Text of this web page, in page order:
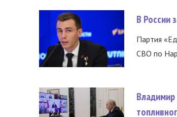
В России
Партия
СВО по
Владимир